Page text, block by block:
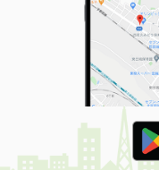
価 格
住 所
専有面積
間取り
鳥取県米子市両三柳
価 格
住 所